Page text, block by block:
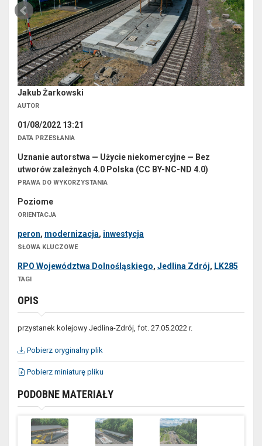
Jakub Żarkowski
AUTOR
01/08/2022 13:21
DATA PRZESŁANIA
Uznanie autorstwa — Użycie niekomercyjne — Bez
utworów zależnych 4.0 Polska (CC BY-NC-ND 4.0)
PRAWA DO WYKORZYSTANIA
Poziome
ORIENTACJA
peron, modernizacja, inwestycja
SŁOWA KLUCZOWE
RPO Województwa Dolnośląskiego, Jedlina Zdrój, LK285
TAGI
OPIS
przystanek kolejowy Jedlina-Zdrój, fot. 27.05.2022 r.
Pobierz oryginalny plik
Pobierz miniaturę pliku
PODOBNE MATERIAŁY